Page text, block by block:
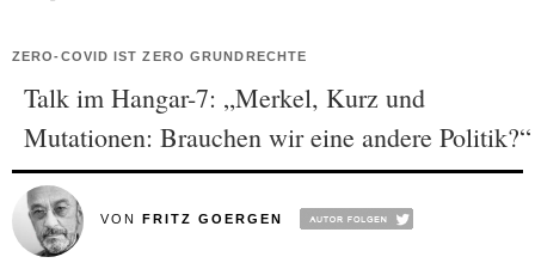
ZERO-COVID IST ZERO GRUNDRECHTE
Talk im Hangar-7: „Merkel, Kurz und
Mutationen: Brauchen wir eine andere Politik?“
VON FRITZ GOERGEN